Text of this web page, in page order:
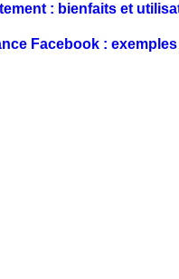
: bienfaits et
Facebook :